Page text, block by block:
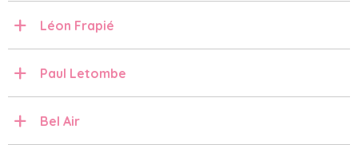
Léon Frapié
Paul Letombe
Bel Air